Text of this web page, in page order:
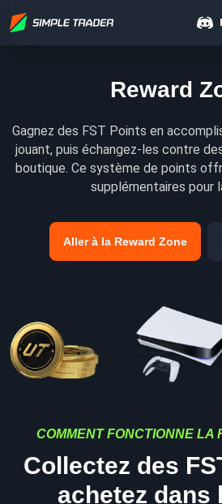
Reward
Gagnez des FST Points en
jouant, puis échangez-les contre
boutique. Ce système de points
supplémentaires pour
Aller à la Reward Zone
COMMENT FONCTIONNE LA
Collectez des
achetez dans